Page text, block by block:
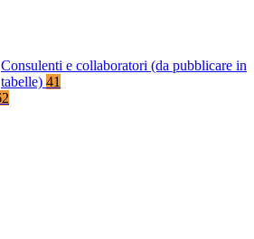
Consulenti e collaboratori (da pubblicare in
tabelle) 41